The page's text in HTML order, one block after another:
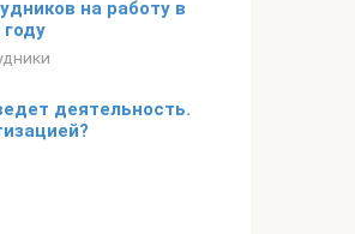
на работу в
году
деятельность.